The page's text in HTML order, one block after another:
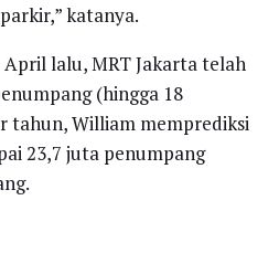
katanya.
April lalu, MRT Jakarta telah
(hingga 18
tahun, William memprediksi
23,7 juta penumpang